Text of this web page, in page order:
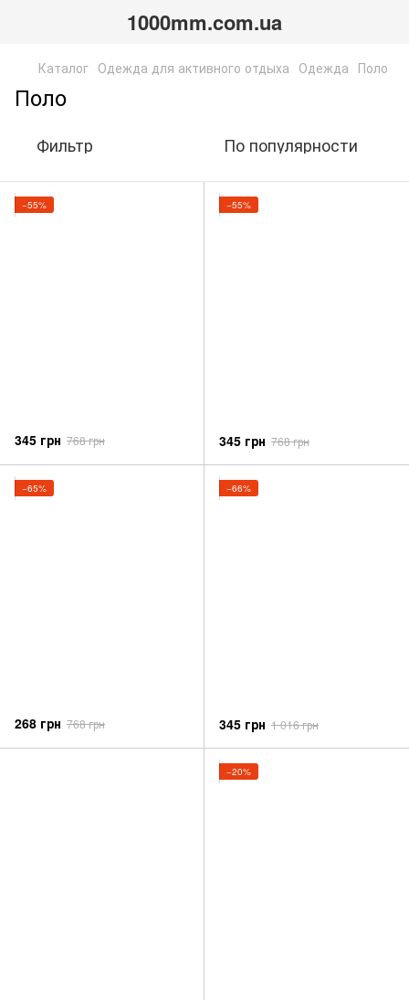
1000mm.com.ua
Каталог Одежда для активного отдыха Одежда Поло
Поло
Фильтр По популярности
−55%
345 грн 768 грн
−55%
345 грн 768 грн
−65%
268 грн 768 грн
−66%
345 грн 1 016 грн
−20%